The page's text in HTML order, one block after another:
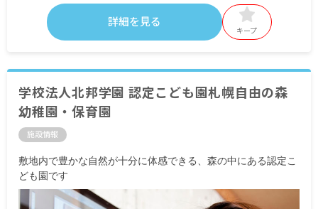
詳細を見る
キープ
学校法人北邦学園 認定こども園札幌自由の森
幼稚園・保育園
施設情報
敷地内で豊かな自然が十分に体感できる、森の中にある認定こ
ども園です